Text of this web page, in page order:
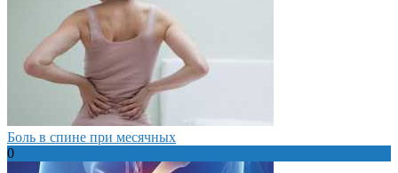
Боль в спине при месячных
0